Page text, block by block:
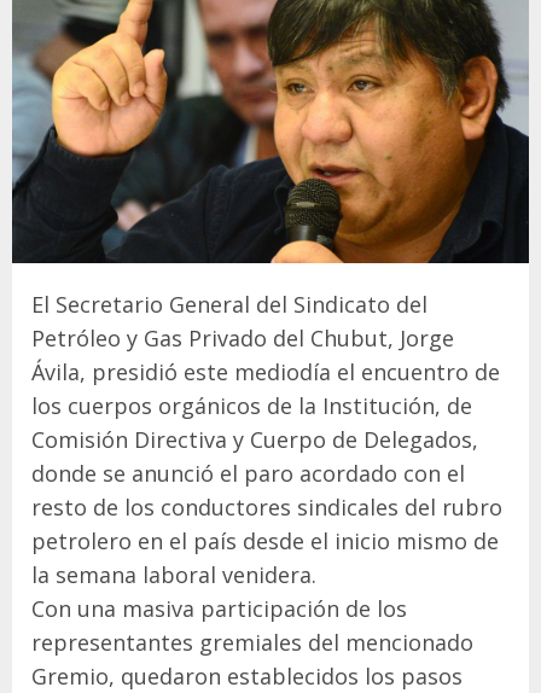
El Secretario General del Sindicato del
Petróleo y Gas Privado del Chubut, Jorge
Ávila, presidió este mediodía el encuentro de
los cuerpos orgánicos de la Institución, de
Comisión Directiva y Cuerpo de Delegados,
donde se anunció el paro acordado con el
resto de los conductores sindicales del rubro
petrolero en el país desde el inicio mismo de
la semana laboral venidera.
Con una masiva participación de los
representantes gremiales del mencionado
Gremio, quedaron establecidos los pasos